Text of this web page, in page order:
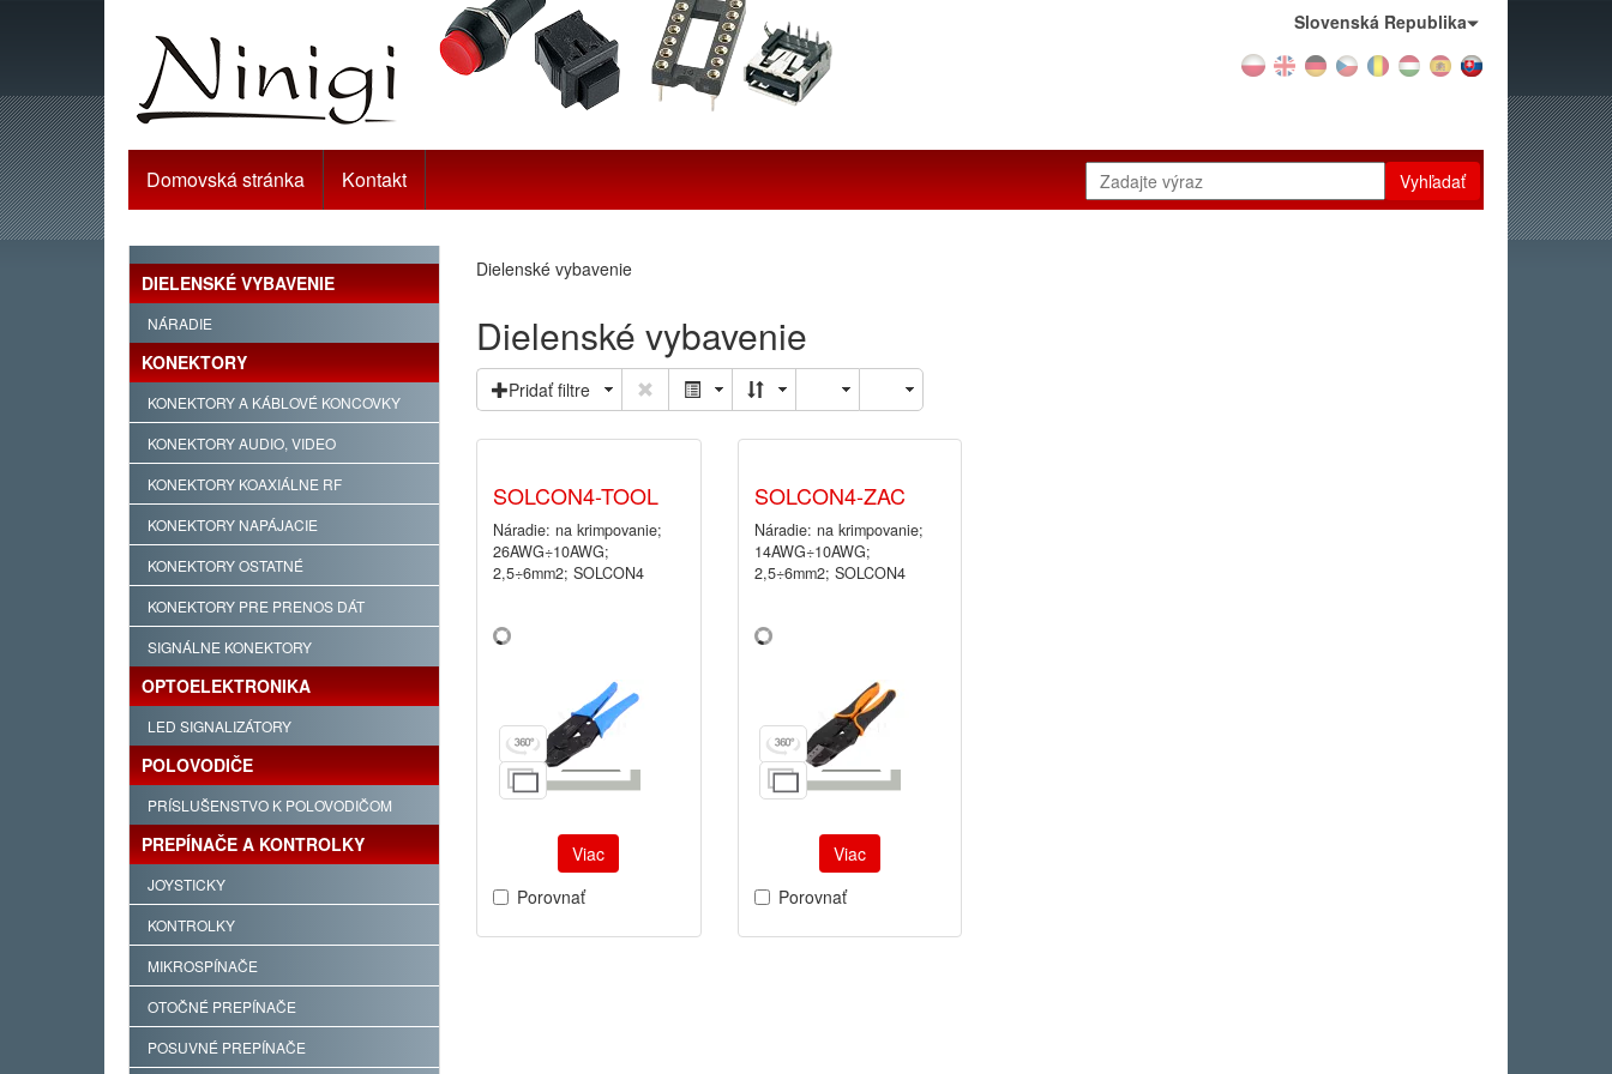
Slovenská Republika
Domovská stránka Kontakt Vyhľadať
DIELENSKÉ VYBAVENIE
NÁRADIE
KONEKTORY
KONEKTORY A KÁBLOVÉ KONCOVKY
KONEKTORY AUDIO, VIDEO
KONEKTORY KOAXIÁLNE RF
KONEKTORY NAPÁJACIE
KONEKTORY OSTATNÉ
KONEKTORY PRE PRENOS DÁT
SIGNÁLNE KONEKTORY
OPTOELEKTRONIKA
LED SIGNALIZÁTORY
POLOVODIČE
PRÍSLUŠENSTVO K POLOVODIČOM
PREPÍNAČE A KONTROLKY
JOYSTICKY
KONTROLKY
MIKROSPÍNAČE
OTOČNÉ PREPÍNAČE
POSUVNÉ PREPÍNAČE
Dielenské vybavenie
Dielenské vybavenie
Pridať filtre
SOLCON4-TOOL
Náradie: na krimpovanie;
26AWG÷10AWG;
2,5÷6mm2; SOLCON4
Viac
Porovnať
SOLCON4-ZAC
Náradie: na krimpovanie;
14AWG÷10AWG;
2,5÷6mm2; SOLCON4
Viac
Porovnať